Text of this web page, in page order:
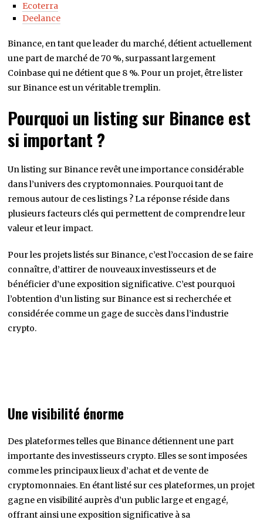
Ecoterra
Deelance
Binance, en tant que leader du marché, détient actuellement
une part de marché de 70 %, surpassant largement
Coinbase qui ne détient que 8 %. Pour un projet, être lister
sur Binance est un véritable tremplin.
Pourquoi un listing sur Binance est
si important ?
Un listing sur Binance revêt une importance considérable
dans l’univers des cryptomonnaies. Pourquoi tant de
remous autour de ces listings ? La réponse réside dans
plusieurs facteurs clés qui permettent de comprendre leur
valeur et leur impact.
Pour les projets listés sur Binance, c’est l’occasion de se faire
connaître, d’attirer de nouveaux investisseurs et de
bénéficier d’une exposition significative. C’est pourquoi
l’obtention d’un listing sur Binance est si recherchée et
considérée comme un gage de succès dans l’industrie
crypto.
Une visibilité énorme
Des plateformes telles que Binance détiennent une part
importante des investisseurs crypto. Elles se sont imposées
comme les principaux lieux d’achat et de vente de
cryptomonnaies. En étant listé sur ces plateformes, un projet
gagne en visibilité auprès d’un public large et engagé,
offrant ainsi une exposition significative à sa